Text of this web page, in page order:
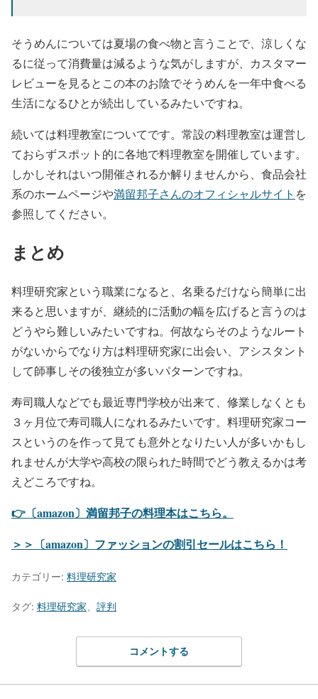
そうめんについては夏場の食べ物と言うことで、涼しくな
るに従って消費量は減るような気がしますが、カスタマー
レビューを見るとこの本のお陰でそうめんを一年中食べる
生活になるひとが続出しているみたいですね。
続いては料理教室についてです。常設の料理教室は運営し
ておらずスポット的に各地で料理教室を開催しています。
しかしそれはいつ開催されるか解りませんから、食品会社
系のホームページや満留邦子さんのオフィシャルサイト を
参照してください。
まとめ
料理研究家という職業になると、名乗るだけなら簡単に出
来ると思いますが、継続的に活動の幅を広げると言うのは
どうやら難しいみたいですね。何故ならそのようなルート
がないからでなり方は料理研究家に出会い、アシスタント
して師事しその後独立が多いパターンですね。
寿司職人などでも最近専門学校が出来て、修業しなくとも
３ヶ月位で寿司職人になれるみたいです。料理研究家コー
スというのを作って見ても意外となりたい人が多いかもし
れませんが大学や高校の限られた時間でどう教えるかは考
えどころですね。
👉〔amazon〕満留邦子の料理本はこちら。
＞＞〔amazon〕ファッションの割引セールはこちら！
カテゴリー: 料理研究家
タグ: 料理研究家 評判
コメントする